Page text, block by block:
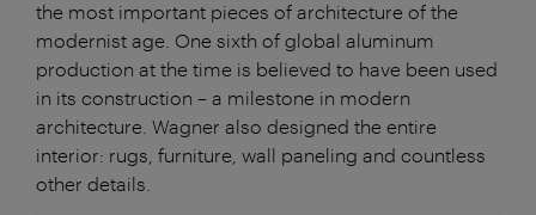
the most important pieces of architecture of the
modernist age. One sixth of global aluminum
production at the time is believed to have been used
in its construction – a milestone in modern
architecture. Wagner also designed the entire
interior: rugs, furniture, wall paneling and countless
other details.